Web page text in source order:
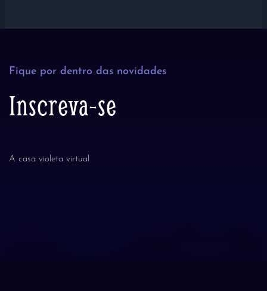
Fique por dentro das novidades
Inscreva-se
A casa violeta virtual